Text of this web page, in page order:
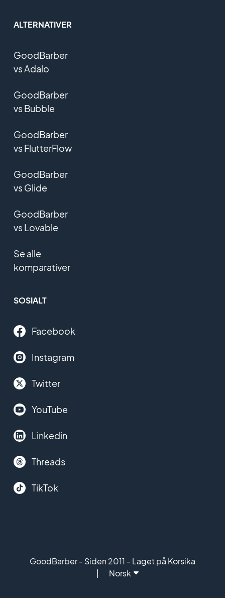
ALTERNATIVER
GoodBarber
vs Adalo
GoodBarber
vs Bubble
GoodBarber
vs FlutterFlow
GoodBarber
vs Glide
GoodBarber
vs Lovable
Se alle
komparativer
SOSIALT
Facebook
Instagram
Twitter
YouTube
Linkedin
Threads
TikTok
GoodBarber - Siden 2011 - Laget på Korsika
Norsk